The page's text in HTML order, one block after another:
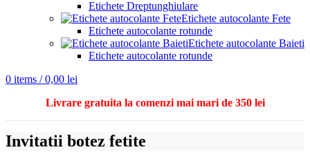
Etichete Dreptunghiulare
Etichete autocolante Fete
Etichete autocolante rotunde
Etichete autocolante Baieti
Etichete autocolante rotunde
0 items / 0,00 lei
Livrare gratuita la comenzi mai mari de 350 lei
Invitatii botez fetite